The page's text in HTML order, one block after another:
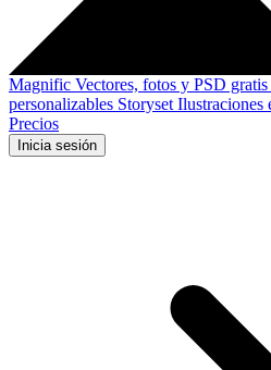
Magnific Vectores, fotos y PSD gratis
personalizables Storyset Ilustraciones
Precios
Inicia sesión